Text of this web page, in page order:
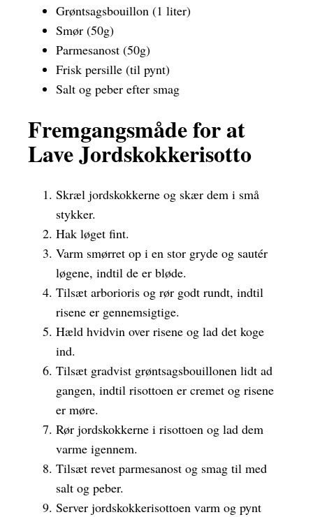
Grøntsagsbouillon (1 liter)
Smør (50g)
Parmesanost (50g)
Frisk persille (til pynt)
Salt og peber efter smag
Fremgangsmåde for at
Lave Jordskokkerisotto
Skræl jordskokkerne og skær dem i små
stykker.
Hak løget fint.
Varm smørret op i en stor gryde og sautér
løgene, indtil de er bløde.
Tilsæt arborioris og rør godt rundt, indtil
risene er gennemsigtige.
Hæld hvidvin over risene og lad det koge
ind.
Tilsæt gradvist grøntsagsbouillonen lidt ad
gangen, indtil risottoen er cremet og risene
er møre.
Rør jordskokkerne i risottoen og lad dem
varme igennem.
Tilsæt revet parmesanost og smag til med
salt og peber.
Server jordskokkerisottoen varm og pynt